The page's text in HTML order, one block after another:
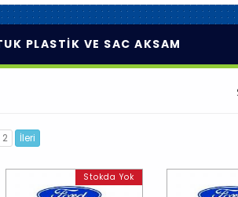
PLASTİK VE SAC AKSAM
2 İleri
Stokda Yok